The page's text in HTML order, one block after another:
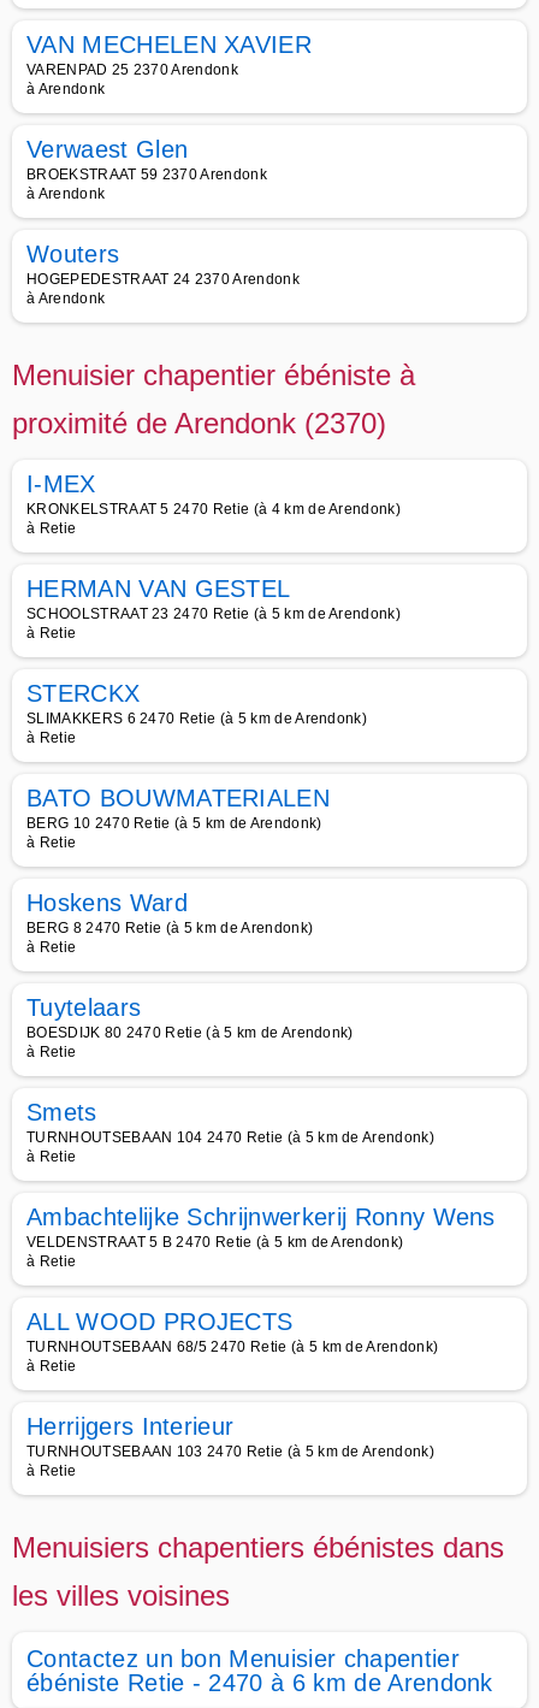
VAN MECHELEN XAVIER
VARENPAD 25 2370 Arendonk
à Arendonk
Verwaest Glen
BROEKSTRAAT 59 2370 Arendonk
à Arendonk
Wouters
HOGEPEDESTRAAT 24 2370 Arendonk
à Arendonk
Menuisier chapentier ébéniste à
proximité de Arendonk (2370)
I-MEX
KRONKELSTRAAT 5 2470 Retie (à 4 km de Arendonk)
à Retie
HERMAN VAN GESTEL
SCHOOLSTRAAT 23 2470 Retie (à 5 km de Arendonk)
à Retie
STERCKX
SLIMAKKERS 6 2470 Retie (à 5 km de Arendonk)
à Retie
BATO BOUWMATERIALEN
BERG 10 2470 Retie (à 5 km de Arendonk)
à Retie
Hoskens Ward
BERG 8 2470 Retie (à 5 km de Arendonk)
à Retie
Tuytelaars
BOESDIJK 80 2470 Retie (à 5 km de Arendonk)
à Retie
Smets
TURNHOUTSEBAAN 104 2470 Retie (à 5 km de Arendonk)
à Retie
Ambachtelijke Schrijnwerkerij Ronny Wens
VELDENSTRAAT 5 B 2470 Retie (à 5 km de Arendonk)
à Retie
ALL WOOD PROJECTS
TURNHOUTSEBAAN 68/5 2470 Retie (à 5 km de Arendonk)
à Retie
Herrijgers Interieur
TURNHOUTSEBAAN 103 2470 Retie (à 5 km de Arendonk)
à Retie
Menuisiers chapentiers ébénistes dans
les villes voisines
Contactez un bon Menuisier chapentier
ébéniste Retie - 2470 à 6 km de Arendonk